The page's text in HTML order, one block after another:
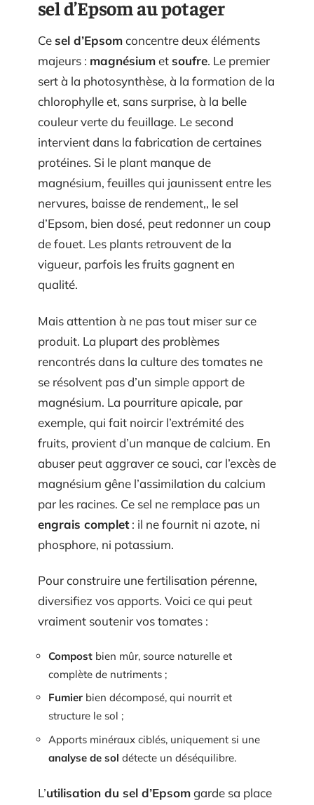
sel d’Epsom au potager
Cesel d’Epsomconcentre deux éléments
majeurs : magnésiumetsoufre. Le premier
sert à la photosynthèse, à la formation de la
chlorophylle et, sans surprise, à la belle
couleur verte du feuillage. Le second
intervient dans la fabrication de certaines
protéines. Si le plant manque de
magnésium, feuilles qui jaunissent entre les
nervures, baisse de rendement,, le sel
d’Epsom, bien dosé, peut redonner un coup
de fouet. Les plants retrouvent de la
vigueur, parfois les fruits gagnent en
qualité.
Mais attention à ne pas tout miser sur ce
produit. La plupart des problèmes
rencontrés dans la culture des tomates ne
se résolvent pas d’un simple apport de
magnésium. La pourriture apicale, par
exemple, qui fait noircir l’extrémité des
fruits, provient d’un manque de calcium. En
abuser peut aggraver ce souci, car l’excès de
magnésium gêne l’assimilation du calcium
par les racines. Ce sel ne remplace pas un
engrais complet: il ne fournit ni azote, ni
phosphore, ni potassium.
Pour construire une fertilisation pérenne,
diversifiez vos apports. Voici ce qui peut
vraiment soutenir vos tomates :
Compost bien mûr, source naturelle et
complète de nutriments ;
Fumier bien décomposé, qui nourrit et
structure le sol ;
Apports minéraux ciblés, uniquement si une
analyse de sol détecte un déséquilibre.
L’utilisation du sel d’Epsomgarde sa place